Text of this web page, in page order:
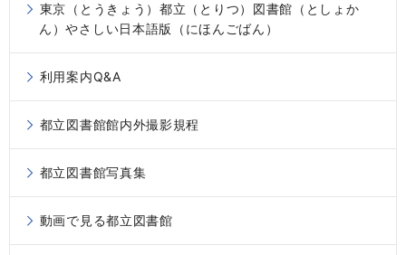
東京（とうきょう）都立（とりつ）図書館（としょか
ん）やさしい日本語版（にほんごばん）
利用案内Q&A
都立図書館館内外撮影規程
都立図書館写真集
動画で見る都立図書館